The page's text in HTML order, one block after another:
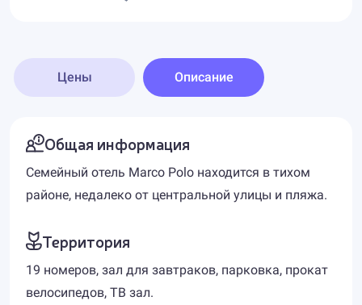
Цены Описание
Общая информация
Семейный отель Marco Polo находится в тихом
районе, недалеко от центральной улицы и пляжа.
Территория
19 номеров, зал для завтраков, парковка, прокат
велосипедов, ТВ зал.